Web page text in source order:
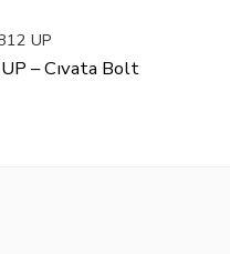
UP
– Cıvata Bolt